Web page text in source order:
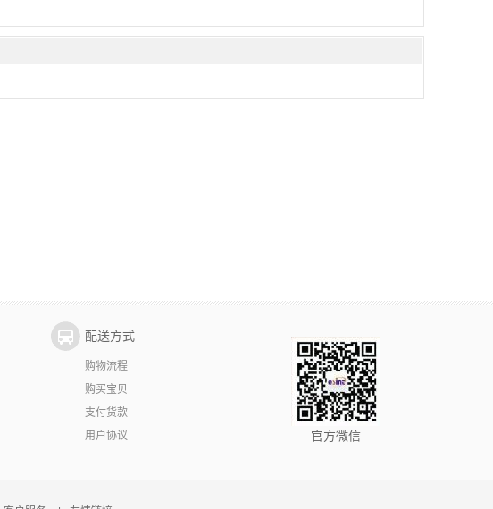
配送方式
购物流程
购买宝贝
支付货款
用户协议
官方微信